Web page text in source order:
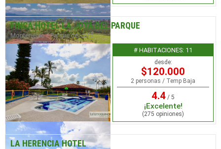
FINCA HOTEL LA JOYA DEL PARQUE
Montenegro / Parque del café
# HABITACIONES: 11
desde:
$120.000
2 personas / Temp Baja
4.4 / 5
¡Excelente!
(275 opiniones)
LA HERENCIA HOTEL